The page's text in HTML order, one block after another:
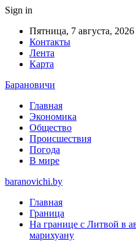
Sign in
Пятница, 7 августа, 2026
Контакты
Лента
Карта
Барановичи
Главная
Экономика
Общество
Происшествия
Погода
В мире
baranovichi.by
Главная
Граница
На границе с Литвой в
марихуану